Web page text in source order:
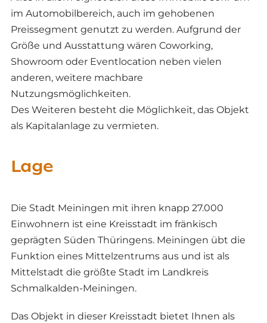
im Automobilbereich, auch im gehobenen
Preissegment genutzt zu werden. Aufgrund der
Größe und Ausstattung wären Coworking,
Showroom oder Eventlocation neben vielen
anderen, weitere machbare
Nutzungsmöglichkeiten.
Des Weiteren besteht die Möglichkeit, das Objekt
als Kapitalanlage zu vermieten.
Lage
Die Stadt Meiningen mit ihren knapp 27.000
Einwohnern ist eine Kreisstadt im fränkisch
geprägten Süden Thüringens. Meiningen übt die
Funktion eines Mittelzentrums aus und ist als
Mittelstadt die größte Stadt im Landkreis
Schmalkalden-Meiningen.
Das Objekt in dieser Kreisstadt bietet Ihnen als